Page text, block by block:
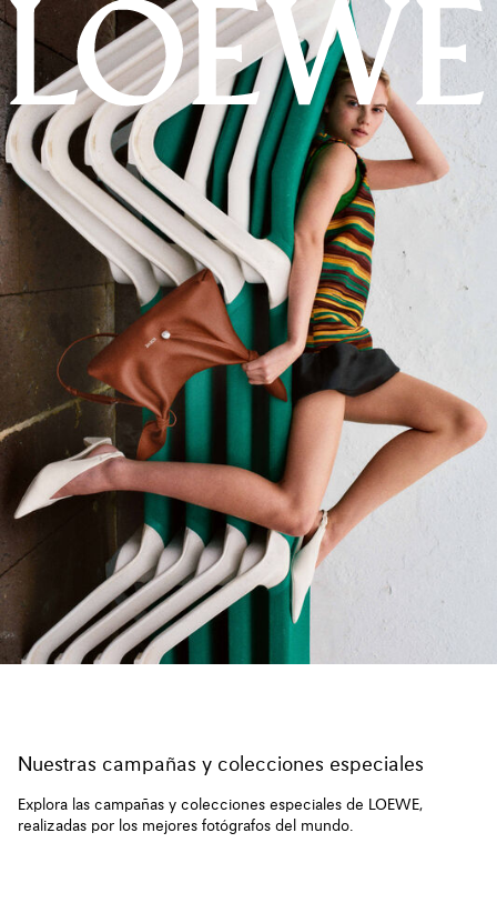
LOEWE
Nuestras campañas y colecciones especiales
Explora las campañas y colecciones especiales de LOEWE,
realizadas por los mejores fotógrafos del mundo.